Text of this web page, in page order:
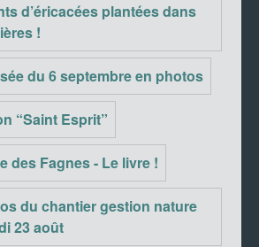
d’éricacées plantées dans
!
du 6 septembre en photos
“Saint Esprit”
des Fagnes - Le livre !
du chantier gestion nature
23 août